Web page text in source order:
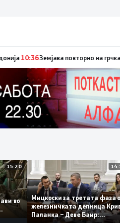
во Ново Село учествувале
15:20
во
Мицкоски за третата
железничката делница
Паланка – Деве Баир: